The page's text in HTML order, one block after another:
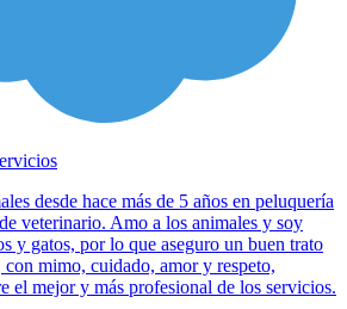
desde hace más de 5 años en peluquería
veterinario. Amo a los animales y soy
y gatos, por lo que aseguro un buen trato
con mimo, cuidado, amor y respeto,
el mejor y más profesional de los servicios.